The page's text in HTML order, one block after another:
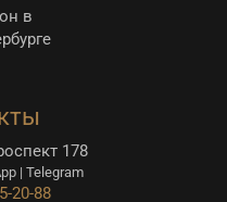
в
178
| Telegram
20-88